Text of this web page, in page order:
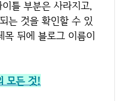
틀 부분은 사라지고,
는 것을 확인할 수 있
목 뒤에 블로그 이름이
모든 것!